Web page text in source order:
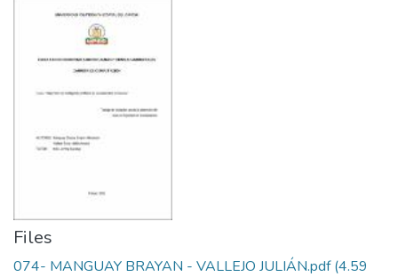
Files
074- MANGUAY BRAYAN - VALLEJO JULIÁN.pdf(4.59